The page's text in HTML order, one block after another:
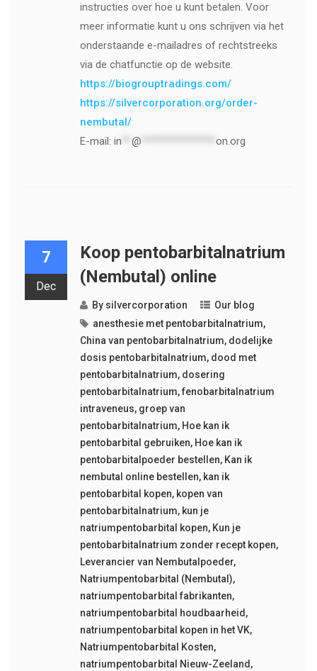
instructies over hoe u kunt betalen. Voor
meer informatie kunt u ons schrijven via het
onderstaande e-mailadres of rechtstreeks
via de chatfunctie op de website.
https://biogrouptradings.com/
https://silvercorporation.org/order-
nembutal/
E-mail: in @ on.org
7
Dec
Koop pentobarbitalnatrium
(Nembutal) online
By silvercorporation
Our blog
anesthesie met pentobarbitalnatrium,
China van pentobarbitalnatrium, dodelijke
dosis pentobarbitalnatrium, dood met
pentobarbitalnatrium, dosering
pentobarbitalnatrium,fenobarbitalnatrium
intraveneus, groep van
pentobarbitalnatrium, Hoe kan ik
pentobarbital gebruiken, Hoe kan ik
pentobarbitalpoeder bestellen, Kan ik
nembutal online bestellen, kan ik
pentobarbital kopen, kopen van
pentobarbitalnatrium, kun je
natriumpentobarbital kopen, Kun je
pentobarbitalnatrium zonder recept kopen,
Leverancier van Nembutalpoeder,
Natriumpentobarbital (Nembutal),
natriumpentobarbital fabrikanten,
natriumpentobarbital houdbaarheid ,
natriumpentobarbital kopen in het VK,
Natriumpentobarbital Kosten,
natriumpentobarbital Nieuw-Zeeland ,